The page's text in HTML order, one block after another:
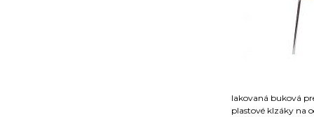
lakovaná buková
plastové klzáky na